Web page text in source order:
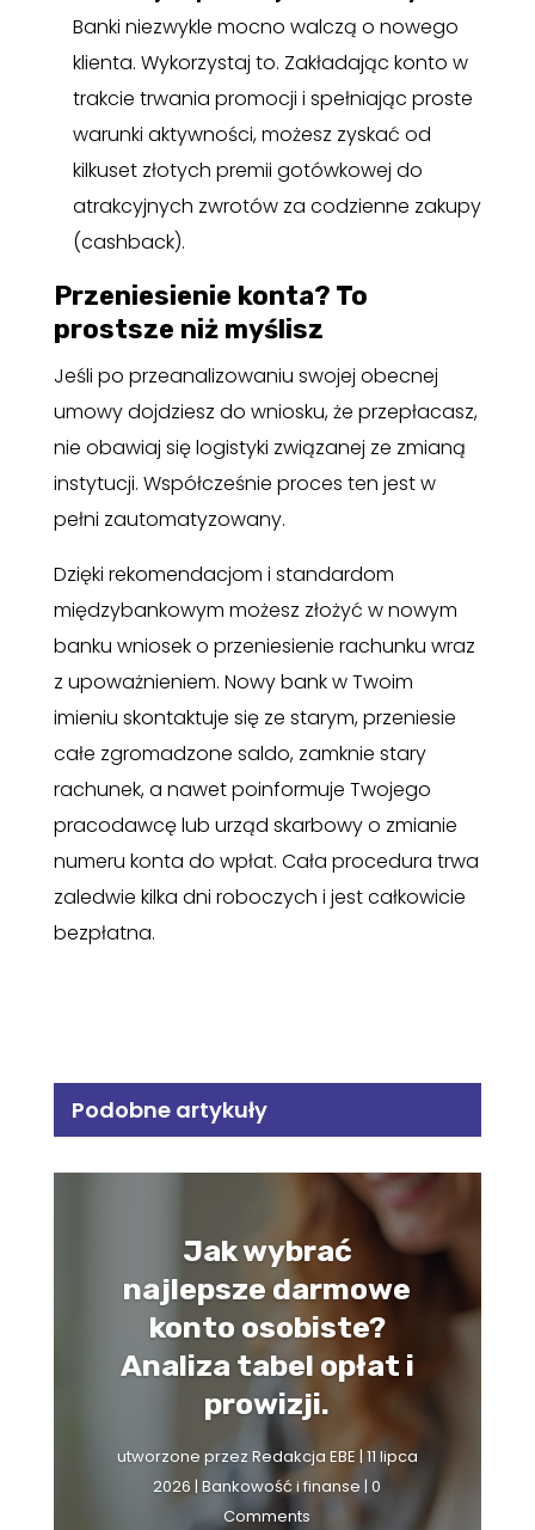
Banki niezwykle mocno walczą o nowego
klienta. Wykorzystaj to. Zakładając konto w
trakcie trwania promocji i spełniając proste
warunki aktywności, możesz zyskać od
kilkuset złotych premii gotówkowej do
atrakcyjnych zwrotów za codzienne zakupy
(cashback).
Przeniesienie konta? To
prostsze niż myślisz
Jeśli po przeanalizowaniu swojej obecnej
umowy dojdziesz do wniosku, że przepłacasz,
nie obawiaj się logistyki związanej ze zmianą
instytucji. Współcześnie proces ten jest w
pełni zautomatyzowany.
Dzięki rekomendacjom i standardom
międzybankowym możesz złożyć w nowym
banku wniosek o przeniesienie rachunku wraz
z upoważnieniem. Nowy bank w Twoim
imieniu skontaktuje się ze starym, przeniesie
całe zgromadzone saldo, zamknie stary
rachunek, a nawet poinformuje Twojego
pracodawcę lub urząd skarbowy o zmianie
numeru konta do wpłat. Cała procedura trwa
zaledwie kilka dni roboczych i jest całkowicie
bezpłatna.
Podobne artykuły
Jak wybrać
najlepsze darmowe
konto osobiste?
Analiza tabel opłat i
prowizji.
utworzone przez Redakcja EBE |11 lipca
2026 |Bankowość i finanse | 0
Comments